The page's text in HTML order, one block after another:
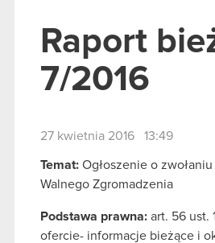
Raport
7/2016
27 kwietnia 2016 13:49
Temat: Ogłoszenie o
Walnego Zgromadzenia
Podstawa prawna: art. 56 ust.
ofercie- informacje bieżące i